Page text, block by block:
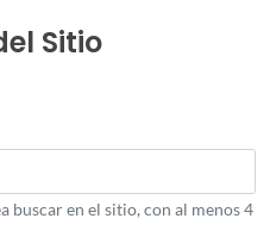
Sitio
buscar en el sitio, con al menos 4